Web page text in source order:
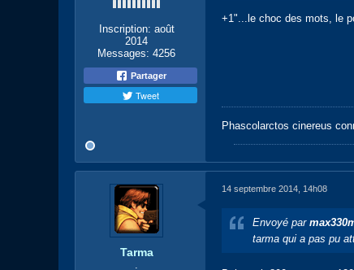
Inscription: août
2014
Messages: 4256
Partager
Tweet
+1"...le choc des mots, le
Phascolarctos cinereus
Tarma
.
14 septembre 2014, 14h08
Envoyé par
tarma qui a pas pu